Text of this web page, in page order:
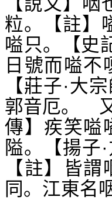
粒。【註】
嗌只。【史
日號而嗌
【莊子·大
郭音厄。
傳】疾笑
隘。【揚子
【註】皆
同。江東名